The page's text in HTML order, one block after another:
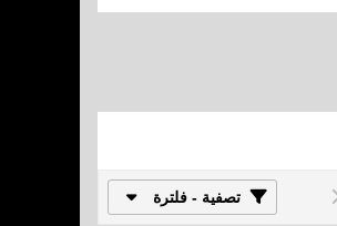
تصفية - فلترة